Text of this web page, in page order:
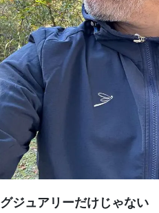
ジュアリーだけじゃない